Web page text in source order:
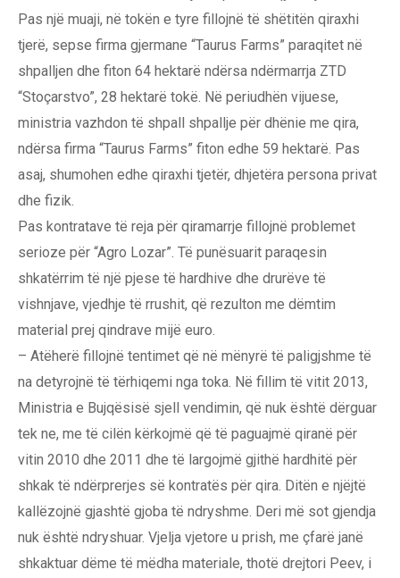
Pas një muaji, në tokën e tyre fillojnë të shëtitën qiraxhi
tjerë, sepse firma gjermane “Taurus Farms” paraqitet në
shpalljen dhe fiton 64 hektarë ndërsa ndërmarrja ZTD
“Stoçarstvo”, 28 hektarë tokë. Në periudhën vijuese,
ministria vazhdon të shpall shpallje për dhënie me qira,
ndërsa firma “Taurus Farms” fiton edhe 59 hektarë. Pas
asaj, shumohen edhe qiraxhi tjetër, dhjetëra persona privat
dhe fizik.
Pas kontratave të reja për qiramarrje fillojnë problemet
serioze për “Agro Lozar”. Të punësuarit paraqesin
shkatërrim të një pjese të hardhive dhe drurëve të
vishnjave, vjedhje të rrushit, që rezulton me dëmtim
material prej qindrave mijë euro.
– Atëherë fillojnë tentimet që në mënyrë të paligjshme të
na detyrojnë të tërhiqemi nga toka. Në fillim të vitit 2013,
Ministria e Bujqësisë sjell vendimin, që nuk është dërguar
tek ne, me të cilën kërkojmë që të paguajmë qiranë për
vitin 2010 dhe 2011 dhe të largojmë gjithë hardhitë për
shkak të ndërprerjes së kontratës për qira. Ditën e njëjtë
kallëzojnë gjashtë gjoba të ndryshme. Deri më sot gjendja
nuk është ndryshuar. Vjelja vjetore u prish, me çfarë janë
shkaktuar dëme të mëdha materiale, thotë drejtori Peev, i